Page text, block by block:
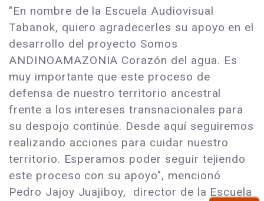
"En nombre de la Escuela Audiovisual
Tabanok, quiero agradecerles su apoyo en el
desarrollo del proyecto Somos
ANDINOAMAZONIA Corazón del agua. Es
muy importante que este proceso de
defensa de nuestro territorio ancestral
frente a los intereses transnacionales para
su despojo continúe. Desde aquí seguiremos
realizando acciones para cuidar nuestro
territorio. Esperamos poder seguir tejiendo
este proceso con su apoyo", mencionó
Pedro Jajoy Juajiboy, director de la Escuela